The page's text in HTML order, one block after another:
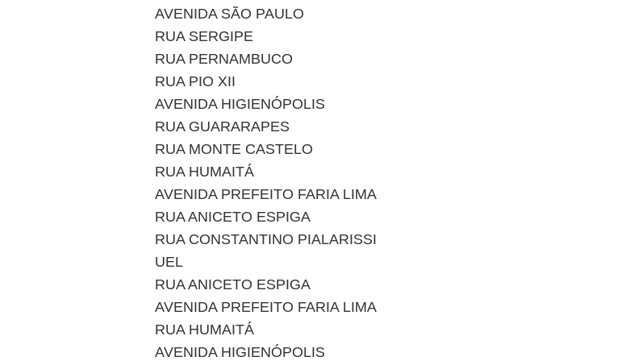
AVENIDA SÃO PAULO
RUA SERGIPE
RUA PERNAMBUCO
RUA PIO XII
AVENIDA HIGIENÓPOLIS
RUA GUARARAPES
RUA MONTE CASTELO
RUA HUMAITÁ
AVENIDA PREFEITO FARIA LIMA
RUA ANICETO ESPIGA
RUA CONSTANTINO PIALARISSI
UEL
RUA ANICETO ESPIGA
AVENIDA PREFEITO FARIA LIMA
RUA HUMAITÁ
AVENIDA HIGIENÓPOLIS